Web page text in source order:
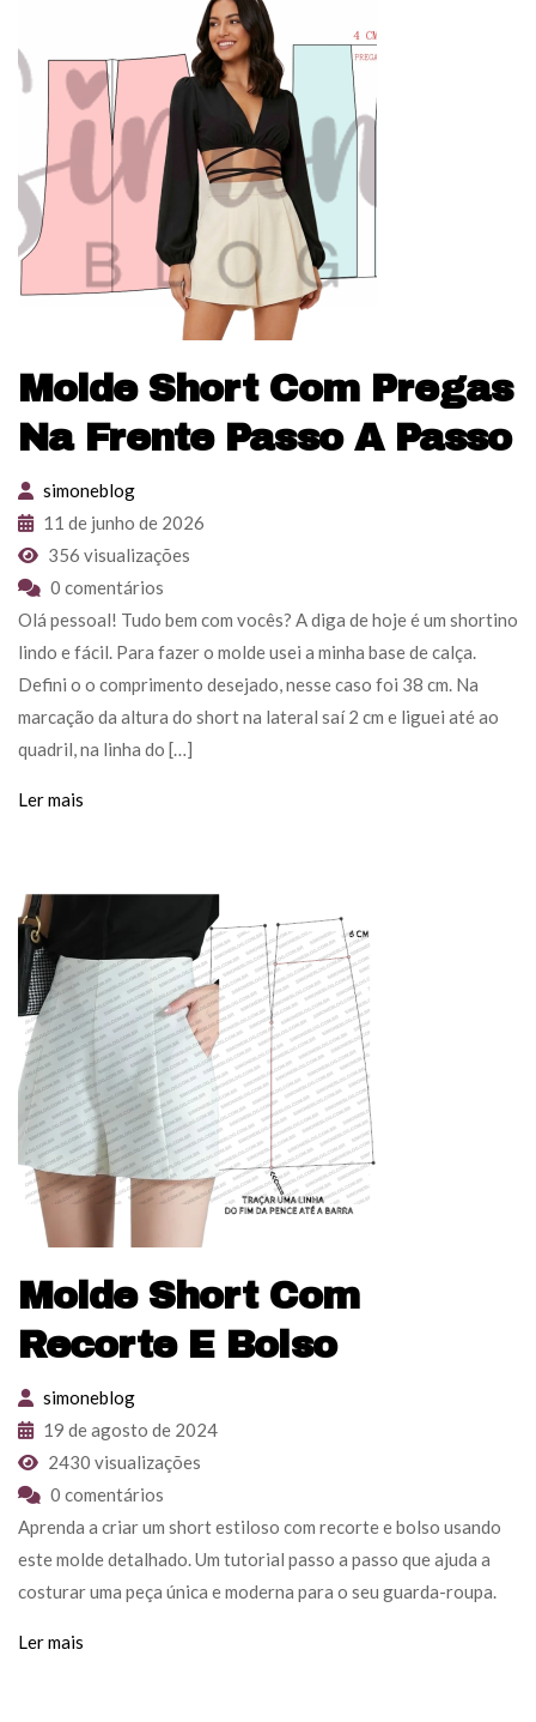
Molde Short Com Pregas
Na Frente Passo A Passo
simoneblog
11 de junho de 2026
356 visualizações
0 comentários
Olá pessoal! Tudo bem com vocês? A diga de hoje é um shortino
lindo e fácil. Para fazer o molde usei a minha base de calça.
Defini o o comprimento desejado, nesse caso foi 38 cm. Na
marcação da altura do short na lateral saí 2 cm e liguei até ao
quadril, na linha do […]
Ler mais
Molde Short Com
Recorte E Bolso
simoneblog
19 de agosto de 2024
2430 visualizações
0 comentários
Aprenda a criar um short estiloso com recorte e bolso usando
este molde detalhado. Um tutorial passo a passo que ajuda a
costurar uma peça única e moderna para o seu guarda-roupa.
Ler mais